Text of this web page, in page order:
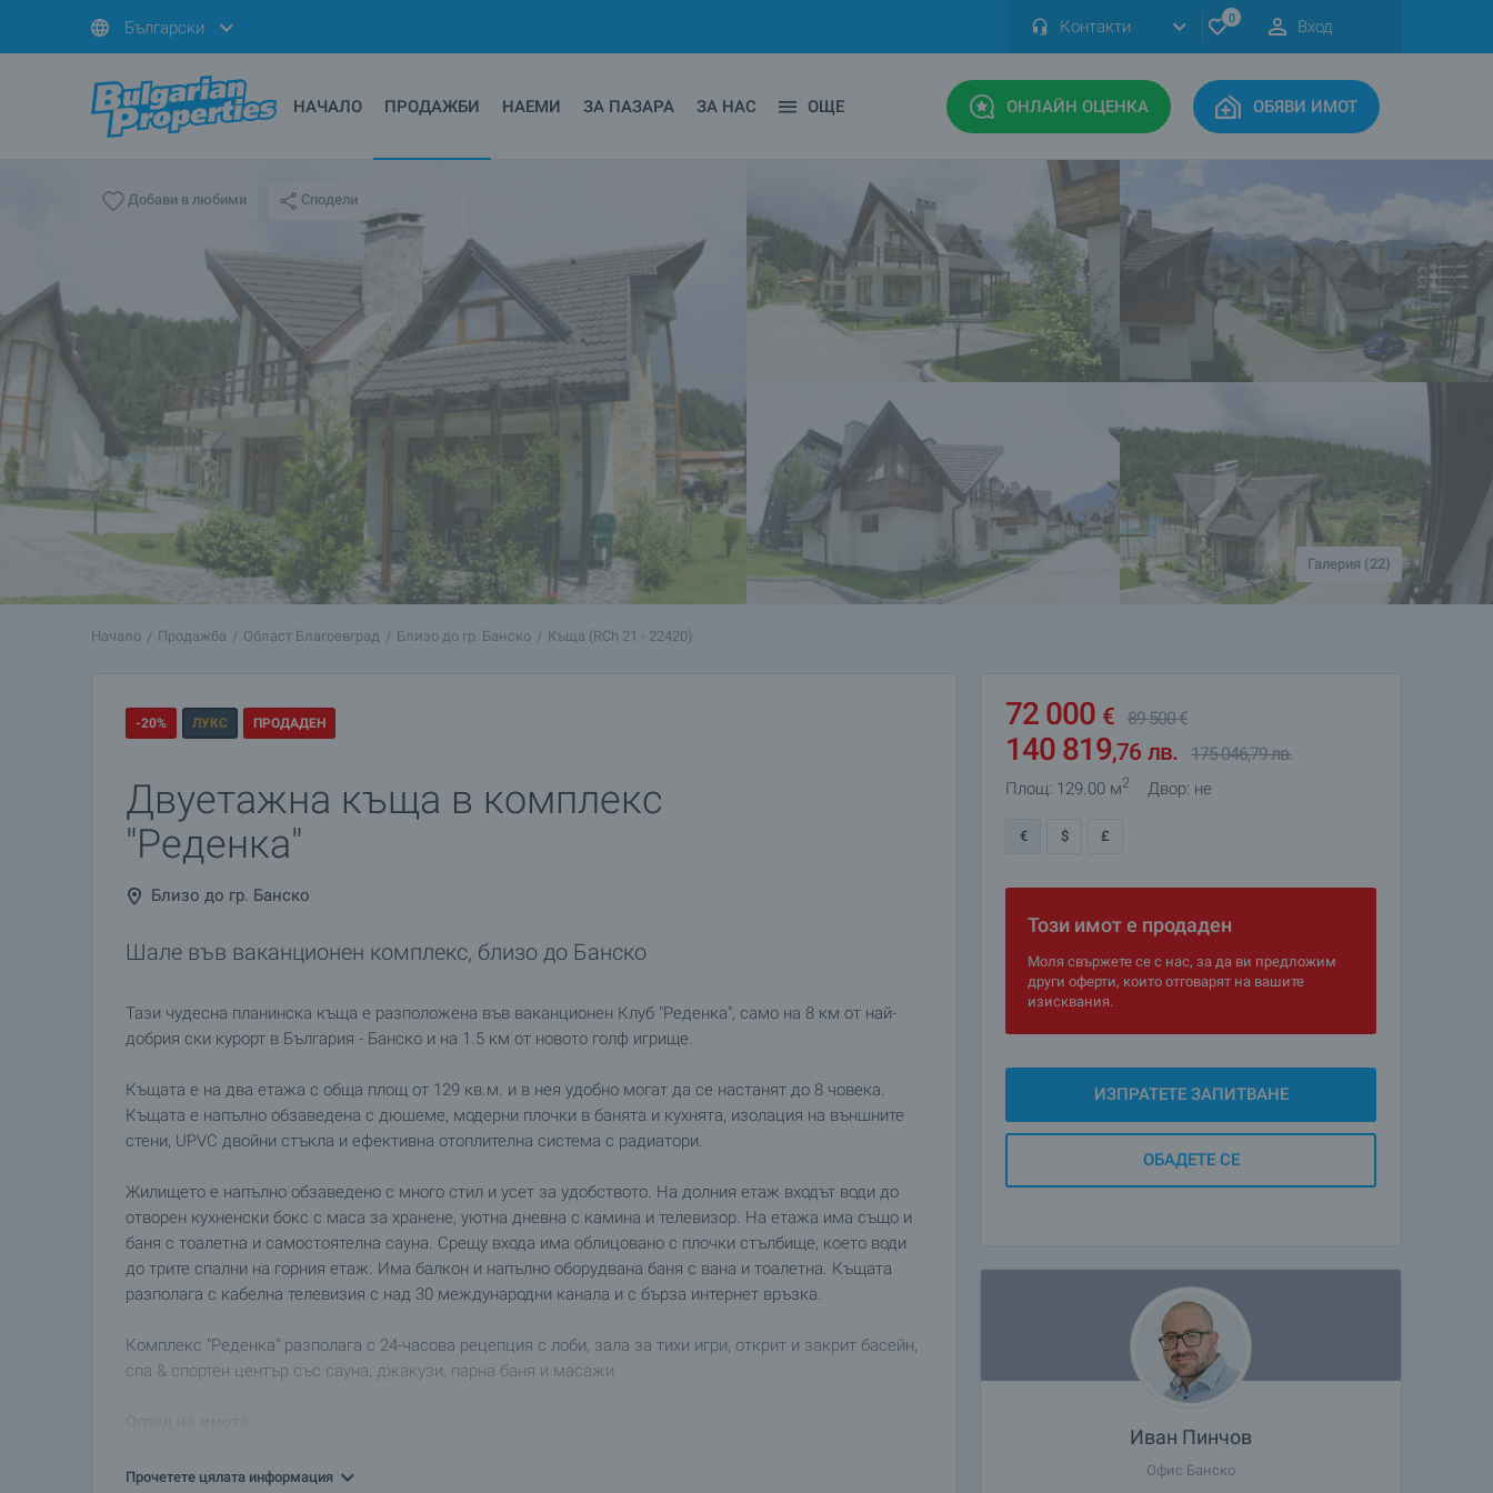
Български Контакти 0 Вход
НАЧАЛО ПРОДАЖБИ НАЕМИ ЗА ПАЗАРА ЗА НАС ОЩЕ ОНЛАЙН ОЦЕНКА ОБЯВИ ИМОТ
Добави в любими Сподели
Галерия (22)
Начало Продажба Област Благоевград Близо до гр. Банско Къща (RCh 21 - 22420)
-20% ЛУКС ПРОДАДЕН
Двуетажна къща в комплекс
"Реденка"
Близо до гр. Банско
Шале във ваканционен комплекс, близо до Банско
Тази чудесна планинска къща е разположена във ваканционен Клуб "Реденка", само на 8 км от най-
добрия ски курорт в България - Банско и на 1.5 км от новото голф игрище.
Къщата е на два етажа с обща площ от 129 кв.м. и в нея удобно могат да се настанят до 8 човека.
Къщата е напълно обзаведена с дюшеме, модерни плочки в банята и кухнята, изолация на външните
стени, UPVC двойни стъкла и ефективна отоплителна система с радиатори.
Жилището е напълно обзаведено с много стил и усет за удобството. На долния етаж входът води до
отворен кухненски бокс с маса за хранене, уютна дневна с камина и телевизор. На етажа има също и
баня с тоалетна и самостоятелна сауна. Срещу входа има облицовано с плочки стълбище, което води
до трите спални на горния етаж. Има балкон и напълно оборудвана баня с вана и тоалетна. Къщата
разполага с кабелна телевизия с над 30 международни канала и с бърза интернет връзка.
Комплекс "Реденка" разполага с 24-часова рецепция с лоби, зала за тихи игри, открит и закрит басейн,
спа & спортен център със сауна, джакузи, парна баня и масажи.
офертата брокер и му кажете кога бихте искали да направите оглед.
Прочетете цялата информация
72 000 € 89 500€
140 819,76 лв. 175 046,79лв.
Площ: 129.00 м2 Двор: не
€ $ £
Този имот е продаден
Моля свържете се с нас, за да ви предложим
други оферти, които отговарят на вашите
изисквания.
ИЗПРАТЕТЕ ЗАПИТВАНЕ
ОБАДЕТЕ СЕ
Иван Пинчов
Офис Банско